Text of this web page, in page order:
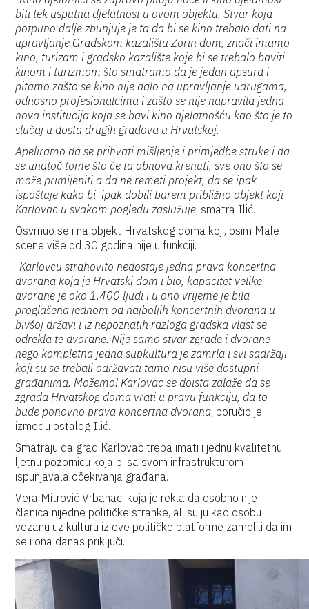
biti tek usputna djelatnost u ovom objektu. Stvar koja
potpuno dalje zbunjuje je ta da bi se kino trebalo dati na
upravljanje Gradskom kazalištu Zorin dom, znači imamo
kino, turizam i gradsko kazalište koje bi se trebalo baviti
kinom i turizmom što smatramo da je jedan apsurd i
pitamo zašto se kino nije dalo na upravljanje udrugama,
odnosno profesionalcima i zašto se nije napravila jedna
nova institucija koja se bavi kino djelatnošću kao što je to
slučaj u dosta drugih gradova u Hrvatskoj.
Apeliramo da se prihvati mišljenje i primjedbe struke i da
se unatoč tome što će ta obnova krenuti, sve ono što se
može primijeniti a da ne remeti projekt, da se ipak
ispoštuje kako bi ipak dobili barem približno objekt koji
Karlovac u svakom pogledu zaslužuje, smatra Ilić.
Osvrnuo se i na objekt Hrvatskog doma koji, osim Male
scene više od 30 godina nije u funkciji.
-Karlovcu strahovito nedostaje jedna prava koncertna
dvorana koja je Hrvatski dom i bio, kapacitet velike
dvorane je oko 1.400 ljudi i u ono vrijeme je bila
proglašena jednom od najboljih koncertnih dvorana u
bivšoj državi i iz nepoznatih razloga gradska vlast se
odrekla te dvorane. Nije samo stvar zgrade i dvorane
nego kompletna jedna supkultura je zamrla i svi sadržaji
koji su se trebali održavati tamo nisu više dostupni
građanima. Možemo! Karlovac se doista zalaže da se
zgrada Hrvatskog doma vrati u pravu funkciju, da to
bude ponovno prava koncertna dvorana, poručio je
između ostalog Ilić.
Smatraju da grad Karlovac treba imati i jednu kvalitetnu
ljetnu pozornicu koja bi sa svom infrastrukturom
ispunjavala očekivanja građana.
Vera Mitrović Vrbanac, koja je rekla da osobno nije
članica nijedne političke stranke, ali su ju kao osobu
vezanu uz kulturu iz ove političke platforme zamolili da im
se i ona danas priključi.